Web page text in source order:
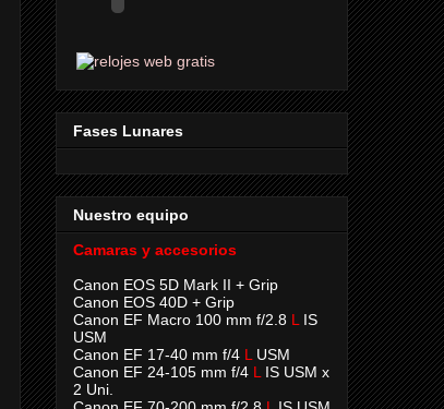
Fases Lunares
Nuestro equipo
Camaras y accesorios
Canon EOS 5D Mark II + Grip
Canon EOS 40D + Grip
Canon EF Macro 100 mm f/2.8 LIS
USM
Canon EF 17-40 mm f/4 LUSM
Canon EF 24-105 mm f/4 LIS USM x
2 Uni.